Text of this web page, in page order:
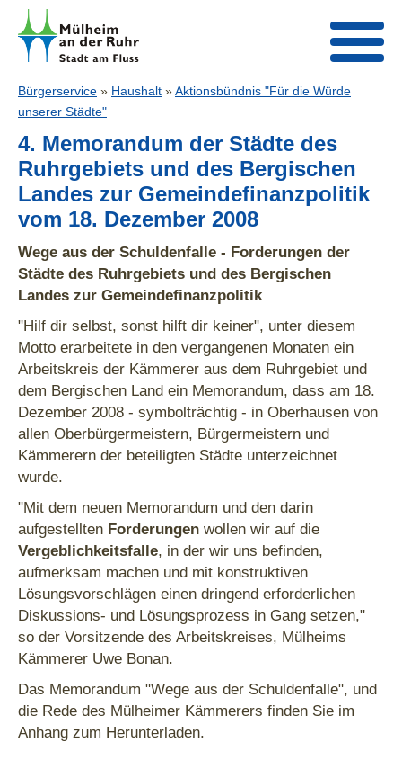
Bürgerservice » Haushalt »Aktionsbündnis "Für die Würde
unserer Städte"
4. Memorandum der Städte des
Ruhrgebiets und des Bergischen
Landes zur Gemeindefinanzpolitik
vom 18. Dezember 2008
Wege aus der Schuldenfalle - Forderungen der
Städte des Ruhrgebiets und des Bergischen
Landes zur Gemeindefinanzpolitik
"Hilf dir selbst, sonst hilft dir keiner", unter diesem
Motto erarbeitete in den vergangenen Monaten ein
Arbeitskreis der Kämmerer aus dem Ruhrgebiet und
dem Bergischen Land ein Memorandum, dass am 18.
Dezember 2008 - symbolträchtig - in Oberhausen von
allen Oberbürgermeistern, Bürgermeistern und
Kämmerern der beteiligten Städte unterzeichnet
wurde.
"Mit dem neuen Memorandum und den darin
aufgestellten Forderungen wollen wir auf die
Vergeblichkeitsfalle, in der wir uns befinden,
aufmerksam machen und mit konstruktiven
Lösungsvorschlägen einen dringend erforderlichen
Diskussions- und Lösungsprozess in Gang setzen,"
so der Vorsitzende des Arbeitskreises, Mülheims
Kämmerer Uwe Bonan.
Das Memorandum "Wege aus der Schuldenfalle", und
die Rede des Mülheimer Kämmerers finden Sie im
Anhang zum Herunterladen.